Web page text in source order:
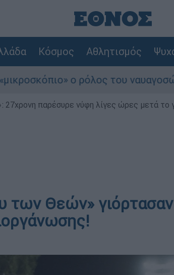
Κόσμος Αθλητισμός
ο ρόλος του ναυαγοσώστη
παρέσυρε νύφη λίγες ώρες μετά το
των Θεών» γιόρτασαν